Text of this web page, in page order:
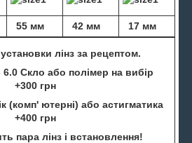
55 мм 42 мм 17 мм
лінз за рецептом.
Скло або полімер на вибір
+300 грн
(комп' ютерні) або астигматика
+400 грн
пара лінз і встановлення!